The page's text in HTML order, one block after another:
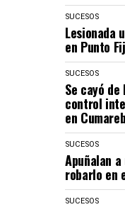
SUCESOS
Lesionada
en Punto
SUCESOS
Se cayó
control
en
SUCESOS
Apuñalan
robarlo en
SUCESOS